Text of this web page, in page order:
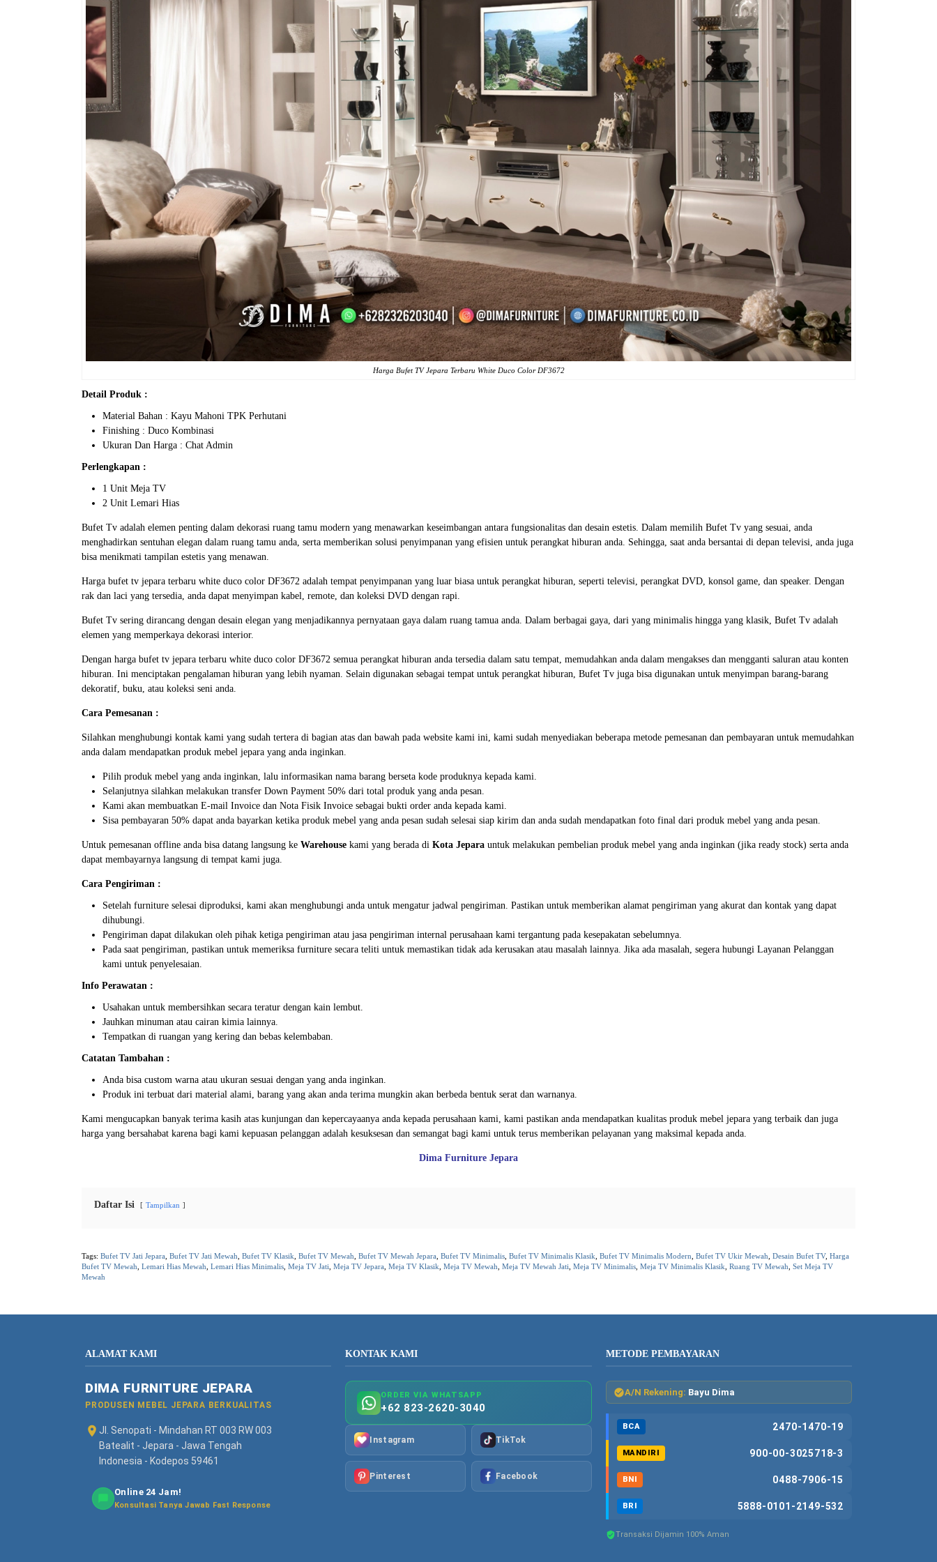
Harga Bufet TVJepara Terbaru White Duco Color DF3672
Detail Produk :
Material Bahan : Kayu Mahoni TPK Perhutani
Finishing : Duco Kombinasi
Ukuran Dan Harga : Chat Admin
Perlengkapan :
1 Unit Meja TV
2 Unit Lemari Hias
Bufet Tv adalah elemen penting dalam dekorasi ruang tamu modern yang menawarkan keseimbangan antara fungsionalitas dan desain estetis. Dalam memilih Bufet Tv yang sesuai, anda
menghadirkan sentuhan elegan dalam ruang tamu anda, serta memberikan solusi penyimpanan yang efisien untuk perangkat hiburan anda. Sehingga, saat anda bersantai di depan televisi, anda juga
bisa menikmati tampilan estetis yang menawan.
Harga bufet tv jepara terbaru white duco color DF3672 adalah tempat penyimpanan yang luar biasa untuk perangkat hiburan, seperti televisi, perangkat DVD, konsol game, dan speaker. Dengan
rak dan laci yang tersedia, anda dapat menyimpan kabel, remote, dan koleksi DVD dengan rapi.
Bufet Tv sering dirancang dengan desain elegan yang menjadikannya pernyataan gaya dalam ruang tamua anda. Dalam berbagai gaya, dari yang minimalis hingga yang klasik, Bufet Tv adalah
elemen yang memperkaya dekorasi interior.
Dengan harga bufet tv jepara terbaru white duco color DF3672 semua perangkat hiburan anda tersedia dalam satu tempat, memudahkan anda dalam mengakses dan mengganti saluran atau konten
hiburan. Ini menciptakan pengalaman hiburan yang lebih nyaman. Selain digunakan sebagai tempat untuk perangkat hiburan, Bufet Tv juga bisa digunakan untuk menyimpan barang-barang
dekoratif, buku, atau koleksi seni anda.
Cara Pemesanan :
Silahkan menghubungi kontak kami yang sudah tertera di bagian atas dan bawah pada website kami ini, kami sudah menyediakan beberapa metode pemesanan dan pembayaran untuk memudahkan
anda dalam mendapatkan produk mebel jepara yang anda inginkan.
Pilih produk mebel yang anda inginkan, lalu informasikan nama barang berseta kode produknya kepada kami.
Selanjutnya silahkan melakukan transfer Down Payment 50% dari total produk yang anda pesan.
Kami akan membuatkan E-mail Invoice dan Nota Fisik Invoice sebagai bukti order anda kepada kami.
Sisa pembayaran 50% dapat anda bayarkan ketika produk mebel yang anda pesan sudah selesai siap kirim dan anda sudah mendapatkan foto final dari produk mebel yang anda pesan.
Untuk pemesanan offline anda bisa datang langsung ke Warehouse kami yang berada di Kota Jepara untuk melakukan pembelian produk mebel yang anda inginkan (jika ready stock) serta anda
dapat membayarnya langsung di tempat kami juga.
Cara Pengiriman :
Setelah furniture selesai diproduksi, kami akan menghubungi anda untuk mengatur jadwal pengiriman. Pastikan untuk memberikan alamat pengiriman yang akurat dan kontak yang dapat
dihubungi.
Pengiriman dapat dilakukan oleh pihak ketiga pengiriman atau jasa pengiriman internal perusahaan kami tergantung pada kesepakatan sebelumnya.
Pada saat pengiriman, pastikan untuk memeriksa furniture secara teliti untuk memastikan tidak ada kerusakan atau masalah lainnya. Jika ada masalah, segera hubungi Layanan Pelanggan
kami untuk penyelesaian.
Info Perawatan :
Usahakan untuk membersihkan secara teratur dengan kain lembut.
Jauhkan minuman atau cairan kimia lainnya.
Tempatkan di ruangan yang kering dan bebas kelembaban.
Catatan Tambahan :
Anda bisa custom warna atau ukuran sesuai dengan yang anda inginkan.
Produk ini terbuat dari material alami, barang yang akan anda terima mungkin akan berbeda bentuk serat dan warnanya.
Kami mengucapkan banyak terima kasih atas kunjungan dan kepercayaanya anda kepada perusahaan kami, kami pastikan anda mendapatkan kualitas produk mebel jepara yang terbaik dan juga
harga yang bersahabat karena bagi kami kepuasan pelanggan adalah kesuksesan dan semangat bagi kami untuk terus memberikan pelayanan yang maksimal kepada anda.
Dima Furniture Jepara
Daftar Isi Tampilkan
Tags: Bufet TV Jati Jepara Bufet TV Jati Mewah Bufet TV Klasik Bufet TV Mewah Bufet TV Mewah Jepara Bufet TV Minimalis Bufet TV Minimalis Klasik Bufet TV Minimalis Modern Bufet TV Ukir Mewah Desain Bufet TV, Harga
Bufet TV Mewah Lemari Hias Mewah Lemari Hias Minimalis Meja TV Jati Meja TV Jepara Meja TV Klasik Meja TV Mewah Meja TV Mewah Jati Meja TV Minimalis Meja TV Minimalis Klasik Ruang TV Mewah Set Meja TV
Mewah
ALAMAT KAMI
DIMA FURNITURE JEPARA
PRODUSEN MEBEL JEPARA BERKUALITAS
Jl. Senopati - Mindahan RT 003 RW 003
Batealit - Jepara - Jawa Tengah
Indonesia - Kodepos 59461
Online 24 Jam!
Konsultasi Tanya Jawab Fast Response
KONTAK KAMI
ORDER VIA WHATSAPP
+62 823-2620-3040
Instagram TikTok
Pinterest Facebook
METODE PEMBAYARAN
A/N Rekening: Bayu Dima
BCA 2470-1470-19
MANDIRI 900-00-3025718-3
BNI 0488-7906-15
BRI 5888-0101-2149-532
Transaksi Dijamin 100% Aman